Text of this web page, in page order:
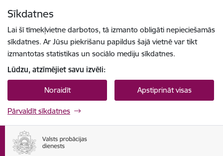
Sīkdatnes
Lai šī tīmekļvietne darbotos, tā izmanto obligāti nepieciešamās
sīkdatnes. Ar Jūsu piekrišanu papildus šajā vietnē var tikt
izmantotas statistikas un sociālo mediju sīkdatnes.
Lūdzu, atzīmējiet savu izvēli:
Noraidīt Apstiprināt visas
Pārvaldīt sīkdatnes